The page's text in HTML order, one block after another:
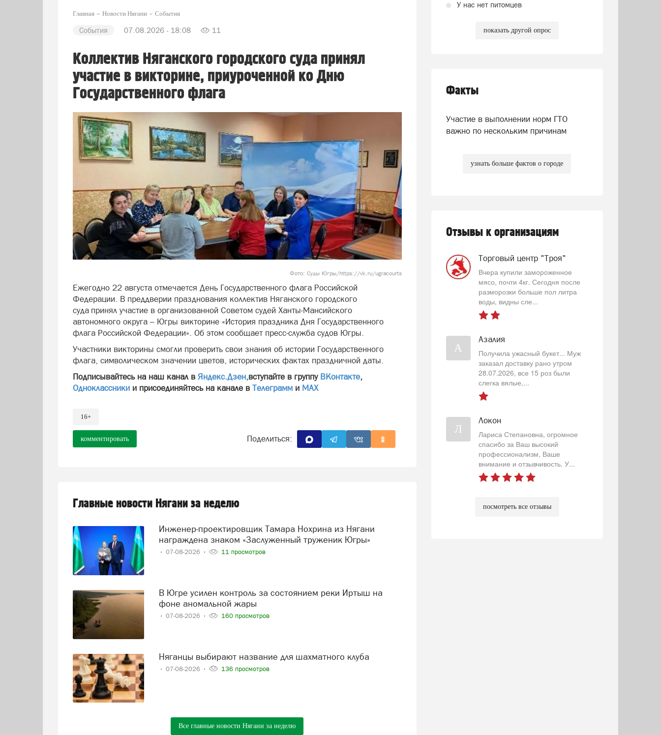
Главная Новости Нягани События
События 07.08.2026 - 18:08 11
Коллектив Няганского городского суда принял
участие в викторине, приуроченной ко Дню
Государственного флага
Фото: Суды Югры/https://vk.ru/ugracourts
Ежегодно 22 августа отмечается День Государственного флага Российской
Федерации. В преддверии празднования коллектив Няганского городского
суда принял участие в организованной Советом судей Ханты-Мансийского
автономного округа – Югры викторине «История праздника Дня Государственного
флага Российской Федерации». Об этом сообщает пресс-служба судов Югры.
Участники викторины смогли проверить свои знания об истории Государственного
флага, символическом значении цветов, исторических фактах праздничной даты.
Подписывайтесь на наш канал в Яндекс.Дзен,вступайте в группу ВКонтакте,
Одноклассники и присоединяйтесь на канале в Телеграмм и МАХ
16+
комментировать Поделиться:
Главные новости Нягани за неделю
Инженер-проектировщик Тамара Нохрина из Нягани
награждена знаком «Заслуженный труженик Югры»
07-08-2026 11 просмотров
В Югре усилен контроль за состоянием реки Иртыш на
фоне аномальной жары
07-08-2026 160 просмотров
Няганцы выбирают название для шахматного клуба
07-08-2026 136 просмотров
Все главные новости Нягани за неделю
У нас нет питомцев
показать другой опрос
Факты
Участие в выполнении норм ГТО
важно по нескольким причинам
узнать больше фактов о городе
Отзывы к организациям
Торговый центр "Троя"
Вчера купили замороженное
мясо, почти 4кг. Сегодня после
разморозки больше пол литра
воды, видны сле...
А
Азалия
Получила ужасный букет... Муж
заказал доставку рано утром
28.07.2026, все 15 роз были
слегка вялые,...
Л
Локон
Лариса Степановна, огромное
спасибо за Ваш высокий
профессионализм, Ваше
внимание и отзывчивость. У...
посмотреть все отзывы